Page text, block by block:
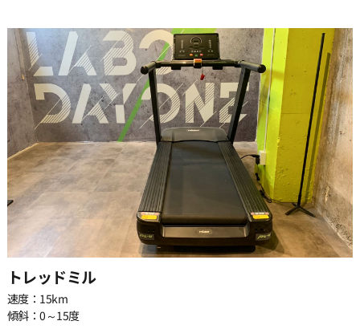
トレッドミル
速度：15km
傾斜：0～15度